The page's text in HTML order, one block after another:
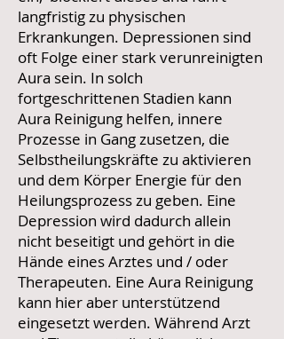
langfristig zu physischen
Erkrankungen. Depressionen sind
oft Folge einer stark verunreinigten
Aura sein. In solch
fortgeschrittenen Stadien kann
Aura Reinigung helfen, innere
Prozesse in Gang zusetzen, die
Selbstheilungskräfte zu aktivieren
und dem Körper Energie für den
Heilungsprozess zu geben. Eine
Depression wird dadurch allein
nicht beseitigt und gehört in die
Hände eines Arztes und / oder
Therapeuten. Eine Aura Reinigung
kann hier aber unterstützend
eingesetzt werden. Während Arzt